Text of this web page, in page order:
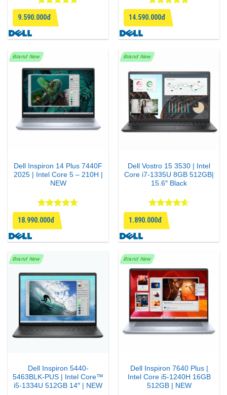
Được xếp
hạng4.67
5 sao
9.590.000đ
Được xếp
hạng
55
sao
14.590.000đ
Brand New
Dell Inspiron 14 Plus 7440F
2025 | Intel Core 5 – 210H |
NEW
Được xếp
hạng
4.67
5 sao
18.990.000đ
Brand New
Dell Vostro 15 3530 | Intel
Core i7-1335U 8GB 512GB|
15.6″ Black
Được xếp
hạng4.6
5 sao
1.890.000đ
Brand New
Dell Inspiron 5440-
5463BLK-PUS | Intel Core™
i5-1334U 512GB 14″ | NEW
Brand New
Dell Inspiron 7640 Plus |
Intel Core i5-1240H 16GB
512GB | NEW